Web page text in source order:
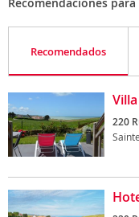
Recomendados
220